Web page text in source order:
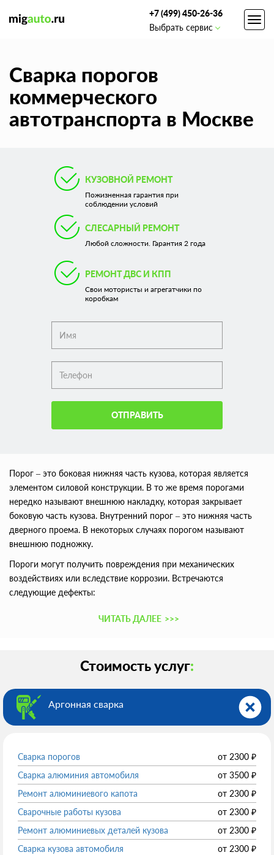
+7 (499) 450-26-36
Выбрать сервис
Сварка порогов
коммерческого
автотранспорта в Москве
КУЗОВНОЙ РЕМОНТ
Пожизненная гарантия при
соблюдении условий
СЛЕСАРНЫЙ РЕМОНТ
Любой сложности. Гарантия 2 года
РЕМОНТ ДВС И КПП
Свои мотористы и агрегатчики по
коробкам
ОТПРАВИТЬ
Порог – это боковая нижняя часть кузова, которая является
элементом силовой конструкции. В то же время порогами
нередко называют внешнюю накладку, которая закрывает
боковую часть кузова. Внутренний порог – это нижняя часть
дверного проема. В некоторых случаях порогом называют
внешнюю подножку.
Пороги могут получить повреждения при механических
воздействиях или вследствие коррозии. Встречаются
следующие дефекты:
ЧИТАТЬ ДАЛЕЕ >>>
Стоимость услуг:
Аргонная сварка
Сварка порогов от 2300 ₽
Сварка алюминия автомобиля
от 3500 ₽
Ремонт алюминиевого капота
от 2300 ₽
Сварочные работы кузова
от 2300 ₽
Ремонт алюминиевых деталей кузова
от 2300 ₽
Сварка кузова автомобиля
от 2300 ₽